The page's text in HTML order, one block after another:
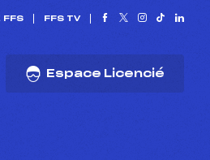
FFS FFS TV
Espace Licencié